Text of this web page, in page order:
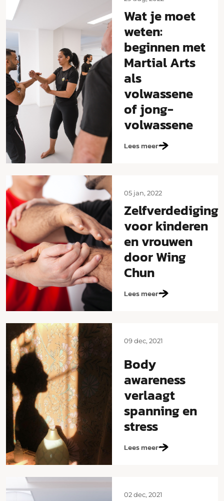
Wat je moet
weten:
beginnen met
Martial Arts
als
volwassene
of jong-
volwassene
Lees meer
05 jan, 2022
Zelfverdediging
voor kinderen
en vrouwen
door Wing
Chun
Lees meer
09 dec, 2021
Body
awareness
verlaagt
spanning en
stress
Lees meer
02 dec, 2021